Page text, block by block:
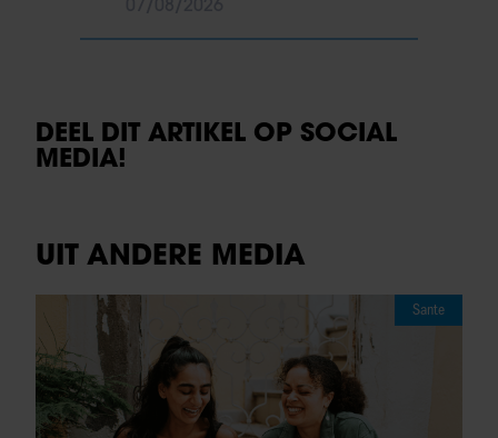
DEEL DIT ARTIKEL OP SOCIAL
MEDIA!
UIT ANDERE MEDIA
Sante